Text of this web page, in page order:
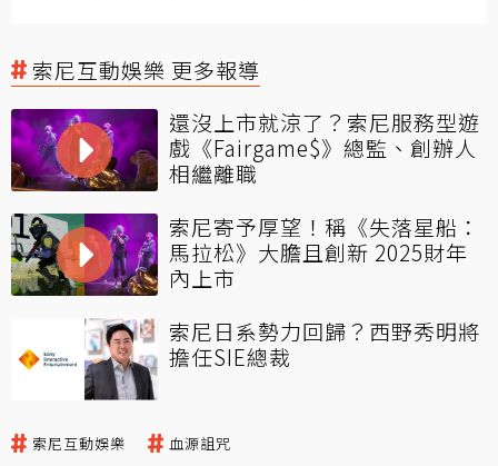
索尼互動娛樂 更多報導
還沒上市就涼了？索尼服務型遊
戲《Fairgame$》總監、創辦人
相繼離職
索尼寄予厚望！稱《失落星船：
馬拉松》大膽且創新 2025財年
內上市
索尼日系勢力回歸？西野秀明將
擔任SIE總裁
索尼互動娛樂 血源詛咒